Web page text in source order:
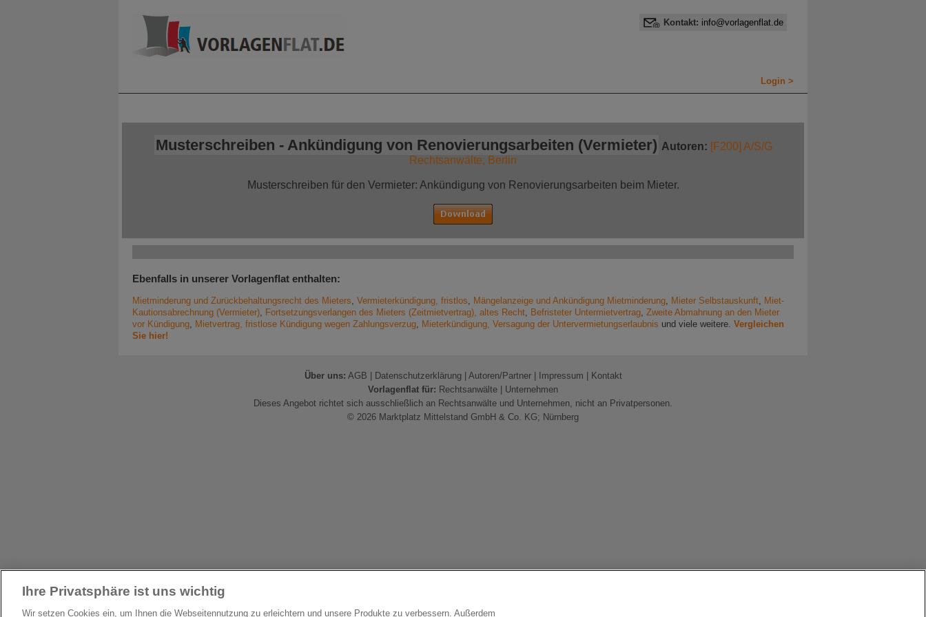
Kontakt: info@vorlagenflat.de
Login >
Musterschreiben - Ankündigung von Renovierungsarbeiten (Vermieter) Autoren: [F200] A/S/G
Rechtsanwälte, Berlin
Musterschreiben für den Vermieter: Ankündigung von Renovierungsarbeiten beim Mieter.
Ebenfalls in unserer Vorlagenflat enthalten:
Mietminderung und Zurückbehaltungsrecht des Mieters, Vermieterkündigung, fristlos, Mängelanzeige und Ankündigung Mietminderung, Mieter Selbstauskunft, Miet-
Kautionsabrechnung (Vermieter), Fortsetzungsverlangen des Mieters (Zeitmietvertrag), altes Recht, Befristeter Untermietvertrag, Zweite Abmahnung an den Mieter
vor Kündigung, Mietvertrag, fristlose Kündigung wegen Zahlungsverzug, Mieterkündigung, Versagung der Untervermietungserlaubnis und viele weitere. Vergleichen
Sie hier!
Über uns: AGB Datenschutzerklärung| Autoren/Partner| Impressum
Kontakt
Vorlagenflat für: Rechtsanwälte
Unternehmen
Dieses Angebot richtet sich ausschließlich an Rechtsanwälte und Unternehmen, nicht an Privatpersonen.
© 2026 Marktplatz Mittelstand GmbH & Co. KG; Nürnberg
Ihre Privatsphäre ist uns wichtig
Wir setzen Cookies ein, um Ihnen die Webseitennutzung zu erleichtern und unsere Produkte zu verbessern. Außerdem